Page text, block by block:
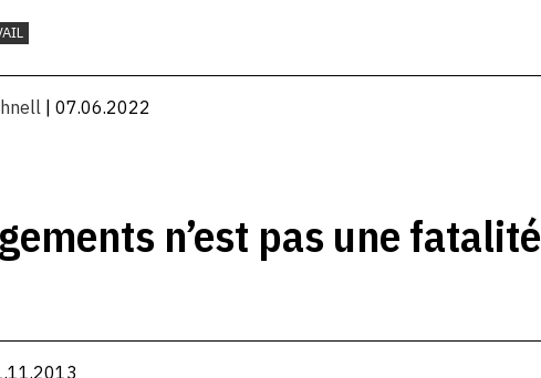
| 07.06.2022
n’est pas une fatalité